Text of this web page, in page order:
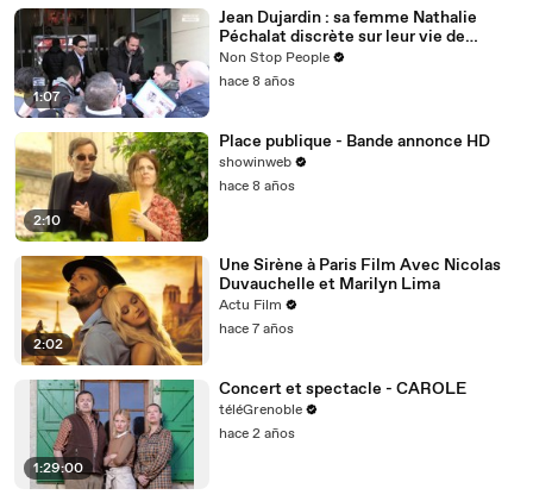
1:07
Jean Dujardin : sa femme Nathalie
Péchalat discrète sur leur vie de
couple
Non Stop People
hace 8 años
2:10
Place publique - Bande annonce HD
showinweb
hace 8 años
2:02
Une Sirène à Paris Film Avec Nicolas
Duvauchelle et Marilyn Lima
Actu Film
hace 7 años
1:29:00
Concert et spectacle - CAROLE
téléGrenoble
hace 2 años